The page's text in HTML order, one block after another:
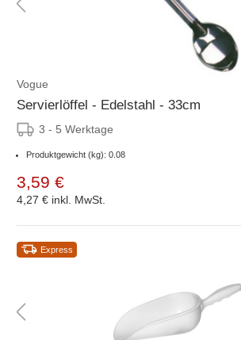
Vogue
Servierlöffel - Edelstahl - 33cm
3 - 5 Werktage
Produktgewicht (kg): 0.08
3,59 €
4,27 € inkl. MwSt.
Express